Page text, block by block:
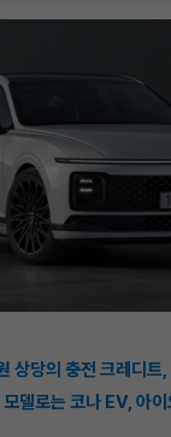
상당의 충전 크레디트,
델로는 코나 EV, 아